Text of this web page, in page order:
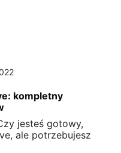
kompletny
jesteś gotowy,
ale potrzebujesz